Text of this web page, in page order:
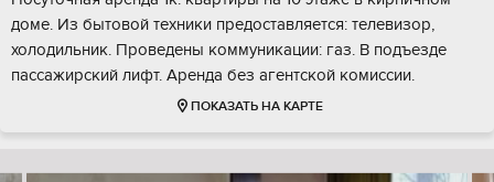
доме. Из бытовой техники предоставляется: телевизор,
холодильник. Проведены коммуникации: газ. В подъезде
пассажирский лифт. Аренда без агентской комиссии.
ПОКАЗАТЬ НА КАРТЕ